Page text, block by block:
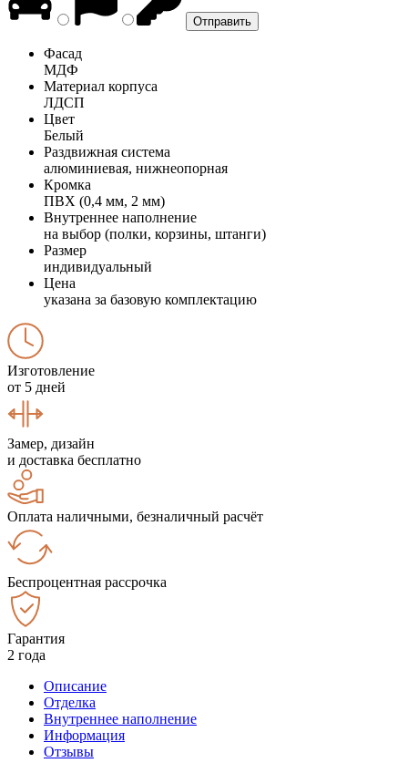
Фасад
МДФ
Материал корпуса
ЛДСП
Цвет
Белый
Раздвижная система
алюминиевая, нижнеопорная
Кромка
ПВХ (0,4 мм, 2 мм)
Внутреннее наполнение
на выбор (полки, корзины, штанги)
Размер
индивидуальный
Цена
указана за базовую комплектацию
Изготовление
от 5 дней
Замер, дизайн
и доставка бесплатно
Оплата наличными, безналичный расчёт
Беспроцентная рассрочка
Гарантия
2 года
Описание
Отделка
Внутреннее наполнение
Информация
Отзывы